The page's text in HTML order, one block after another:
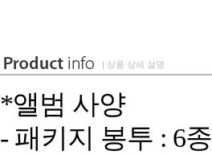
| 상품 상세 설명
*앨범 사양
- 패키지 봉투 : 6종